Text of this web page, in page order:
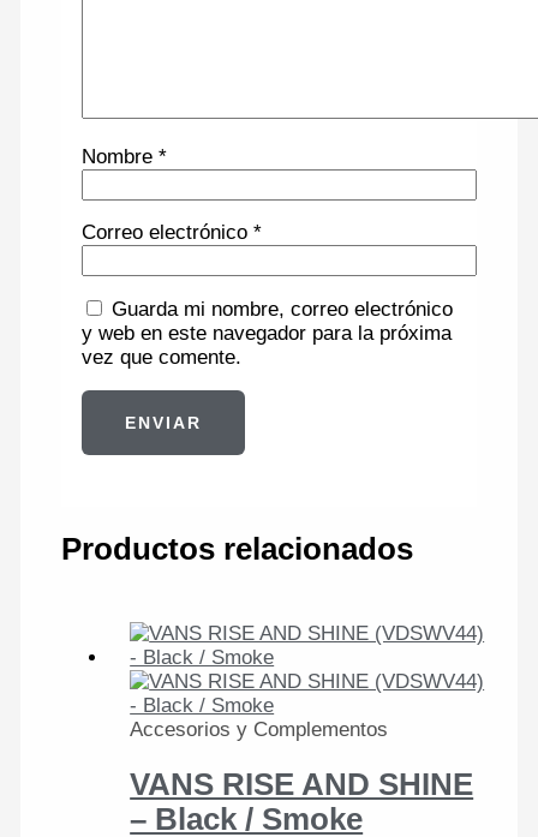
Nombre*
Correo electrónico*
Guarda mi nombre, correo electrónico
y web en este navegador para la próxima
vez que comente.
Productos relacionados
Accesorios y Complementos
VANS RISE AND SHINE
– Black / Smoke